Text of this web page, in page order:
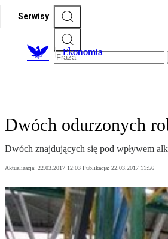
Serwisy
Ekonomia
Dwóch odurzonych
Dwóch znajdujących się pod wpływem
Aktualizacja: 22.03.2017 12:03 Publikacja: 22.03.2017 11:56